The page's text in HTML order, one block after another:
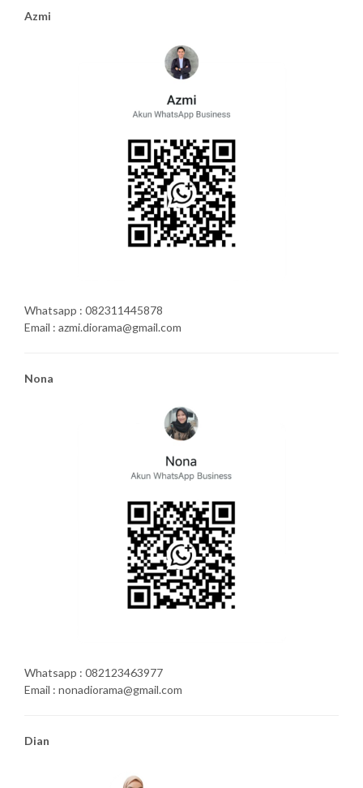
Azmi
Whatsapp : 082311445878
Email : azmi.diorama@gmail.com
Nona
Whatsapp : 082123463977
Email : nonadiorama@gmail.com
Dian